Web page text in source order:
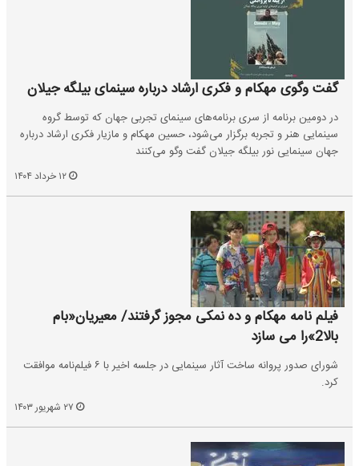
گفت وگوی مهکام و فکری ارشاد درباره سینمای بیلگه جیلان
در دومین برنامه از سری برنامه‌های سینمای تجربی جهان که توسط گروه
سینمایی هنر و تجربه برگزار می‌شود، حسین مهکام و مازیار فکری ارشاد درباره
جهان سینمایی نور بیلگه جیلان گفت وگو می‌کنند
فیلم نامه مهکام و ده نمکی مجوز گرفتند/ معیریان«بام
بالا2»را می سازد
شورای صدور پروانه ساخت آثار سینمایی در جلسه اخیر با ۶ فیلم‌نامه موافقت
کرد.